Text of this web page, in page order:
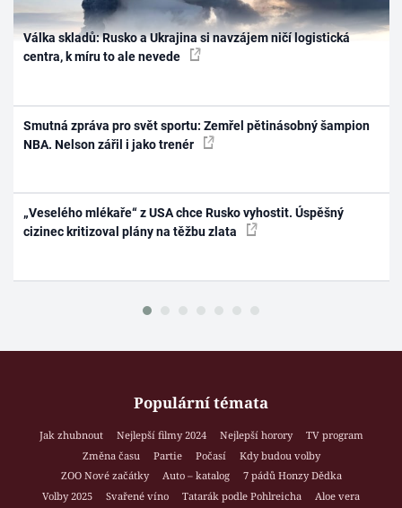
Válka skladů: Rusko a Ukrajina si navzájem ničí logistická
centra, k míru to ale nevede
Smutná zpráva pro svět sportu: Zemřel pětinásobný šampion
NBA. Nelson zářil i jako trenér
„Veselého mlékaře“ z USA chce Rusko vyhostit. Úspěšný
cizinec kritizoval plány na těžbu zlata
Populární témata
Jak zhubnout Nejlepší filmy 2024 Nejlepší horory
TV program
Změna času
Partie Počasí
Kdy budou volby
ZOO Nové začátky
Auto – katalog
7 pádů Honzy Dědka
Volby 2025
Svařené víno Tatarák podle Pohlreicha
Aloe vera